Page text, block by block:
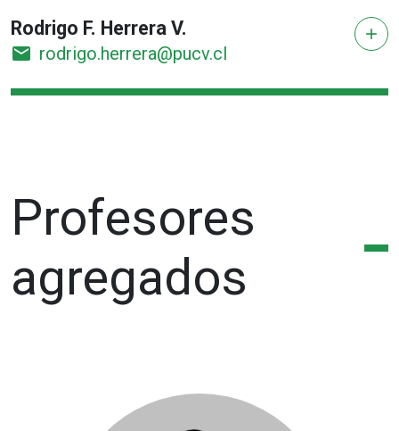
Rodrigo F. Herrera V.
email rodrigo.herrera@pucv.cl
add
Profesores
agregados